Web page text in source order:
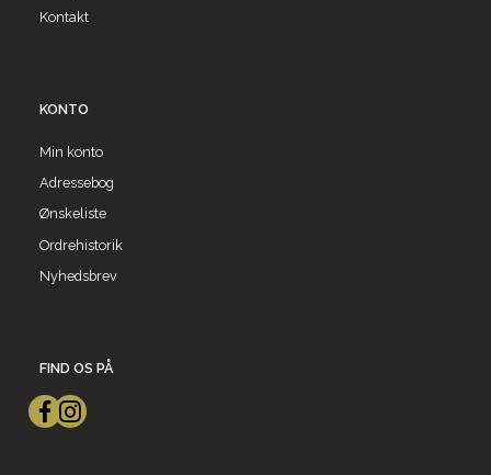
Kontakt
KONTO
Min konto
Adressebog
Ønskeliste
Ordrehistorik
Nyhedsbrev
FIND OS PÅ